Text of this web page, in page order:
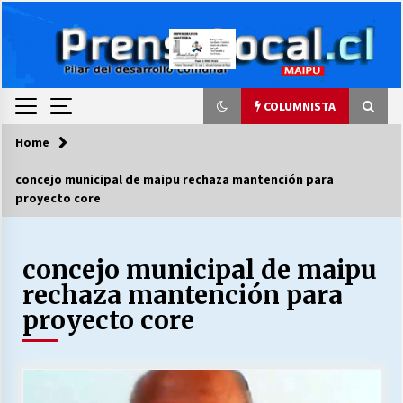
COLUMNISTA
COLUMNISTA
LA DC POR SIEMPRE.RECORDANDO 69 AÑOS DE
HISTORIA
28/07/2026
“ORGULLOSOS DE SER DC” SALUDA EL
CUMPLEAÑOS 69
Home
concejo municipal de maipu rechaza mantención para
proyecto core
concejo municipal de maipu
rechaza mantención para
proyecto core